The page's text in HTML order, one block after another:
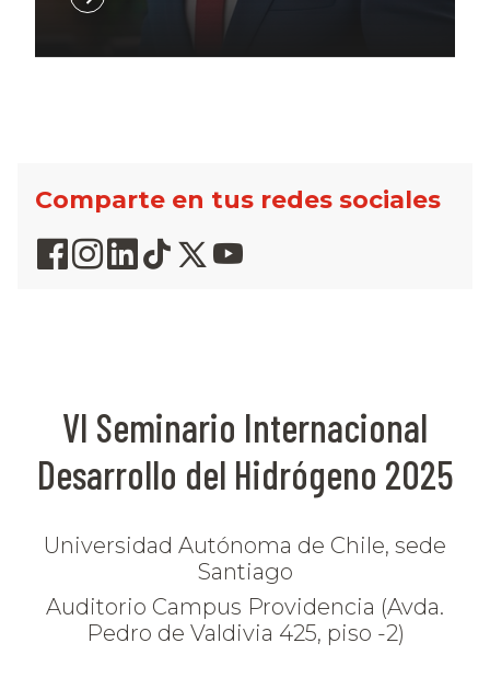
Comparte en tus redes sociales
VI Seminario Internacional
Desarrollo del Hidrógeno 2025
Universidad Autónoma de Chile, sede
Santiago
Auditorio Campus Providencia (Avda.
Pedro de Valdivia 425, piso -2)